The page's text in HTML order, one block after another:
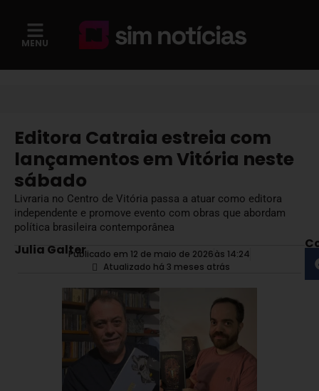
MENU
Editora Catraia estreia com
lançamentos em Vitória neste
sábado
Livraria no Centro de Vitória passa a atuar como editora
independente e promove evento com obras que abordam
política brasileira contemporânea
Julia GalterPublicado em 12 de maio de 2026às 14:24
Atualizado há 3 meses atrás